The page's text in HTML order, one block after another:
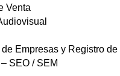
Venta
Empresas y Registro de
SEO / SEM